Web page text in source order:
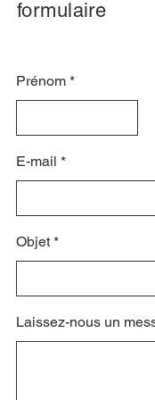
formulaire
Prénom
E-mail
Objet
Laissez-nous un